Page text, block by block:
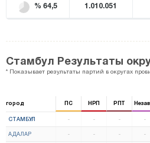
% 64,5 1.010.051
Стамбул Результаты
* Показывает результаты партий в округах
город ПС НРП РПТ
СТАМБУЛ - - - -
АДАЛАР - - - -